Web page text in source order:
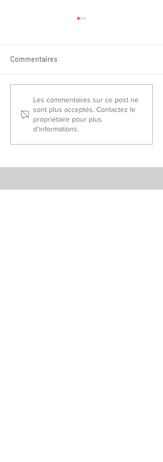
Sélectionnés France Piste
2026
Commentaires
Les commentaires sur ce post ne
sont plus acceptés. Contactez le
propriétaire pour plus
d'informations.